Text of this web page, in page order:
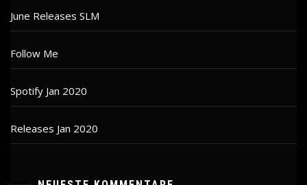
June Releases SLM
Follow Me
Spotify Jan 2020
Releases Jan 2020